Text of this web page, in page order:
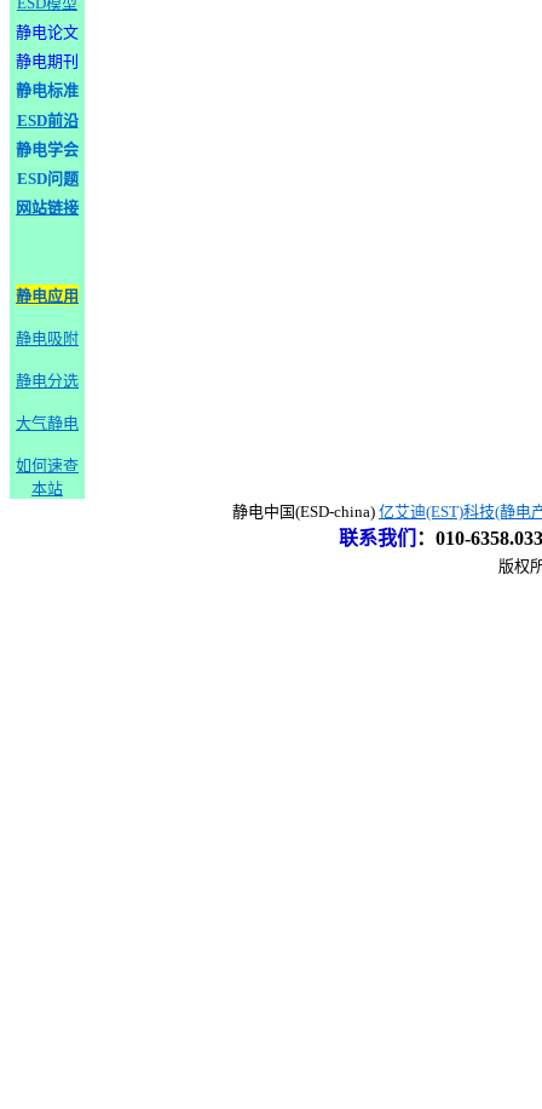
静电论文
静电期刊
静电标准
ESD前沿
静电学会
ESD问题
网站链接
静电应用
静电吸附
静电分选
大气静电
如何速查
本站
静电中国(ESD-china) 亿艾迪(EST)科技(静电
联系我们 ： 010-
版权